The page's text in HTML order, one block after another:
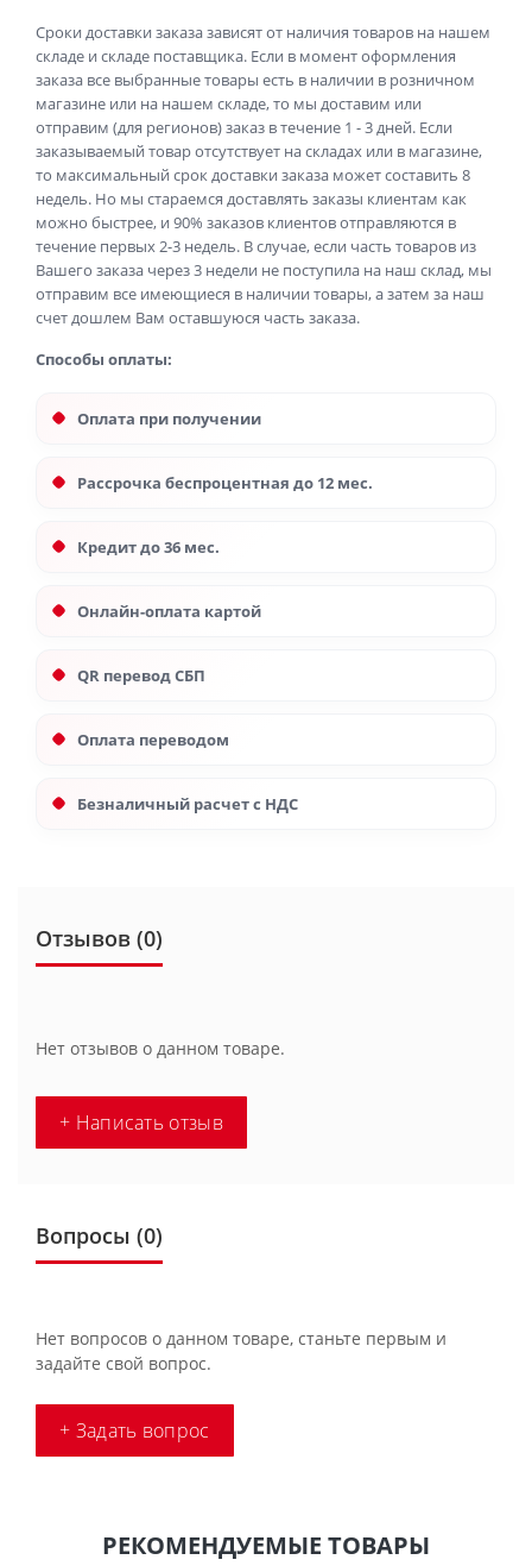
Сроки доставки заказа зависят от наличия товаров на нашем
складе и складе поставщика. Если в момент оформления
заказа все выбранные товары есть в наличии в розничном
магазине или на нашем складе, то мы доставим или
отправим (для регионов) заказ в течение 1 - 3 дней. Если
заказываемый товар отсутствует на складах или в магазине,
то максимальный срок доставки заказа может составить 8
недель. Но мы стараемся доставлять заказы клиентам как
можно быстрее, и 90% заказов клиентов отправляются в
течение первых 2-3 недель. В случае, если часть товаров из
Вашего заказа через 3 недели не поступила на наш склад, мы
отправим все имеющиеся в наличии товары, а затем за наш
счет дошлем Вам оставшуюся часть заказа.
Способы оплаты:
Оплата при получении
Рассрочка беспроцентная до 12 мес.
Кредит до 36 мес.
Онлайн-оплата картой
QR перевод СБП
Оплата переводом
Безналичный расчет с НДС
Отзывов (0)
Нет отзывов о данном товаре.
+ Написать отзыв
Вопросы (0)
Нет вопросов о данном товаре, станьте первым и
задайте свой вопрос.
+ Задать вопрос
РЕКОМЕНДУЕМЫЕ ТОВАРЫ